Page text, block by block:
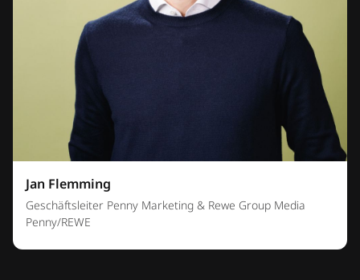
Jan Flemming
Geschäftsleiter Penny Marketing & Rewe Group Media
Penny/REWE